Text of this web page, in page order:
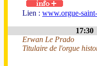
Lien : www.orgue-
17:30
Erwan Le Prado
Titulaire de l'orgue